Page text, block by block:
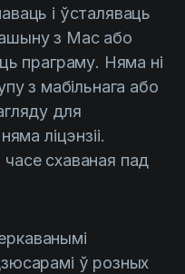
і ўсталяваць
з Mac або
праграму. Няма ні
з мабільнага або
для
ліцэнзіі.
схаваная пад
ў розных